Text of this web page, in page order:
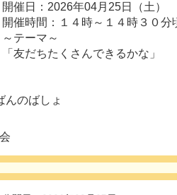
開催日：2026年04月25日（土）
開催時間：１４時～１４時３０分
～テーマ～
「友だちたくさんできるかな」
んのばしょ